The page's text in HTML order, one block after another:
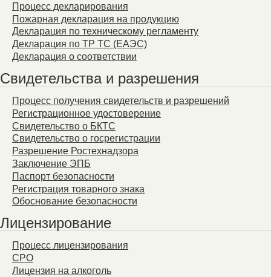
Процесс декларирования
Пожарная декларация на продукцию
Декларация по техническому регламенту
Декларация по ТР ТС (ЕАЭС)
Декларация о соответствии
Свидетельства и разрешения
Процесс получения свидетельств и разрешений
Регистрационное удостоверение
Свидетельство о БКТС
Свидетельство о госрегистрации
Разрешение Ростехнадзора
Заключение ЭПБ
Паспорт безопасности
Регистрация товарного знака
Обоснование безопасности
Лицензирование
Процесс лицензирования
СРО
Лицензия на алкоголь